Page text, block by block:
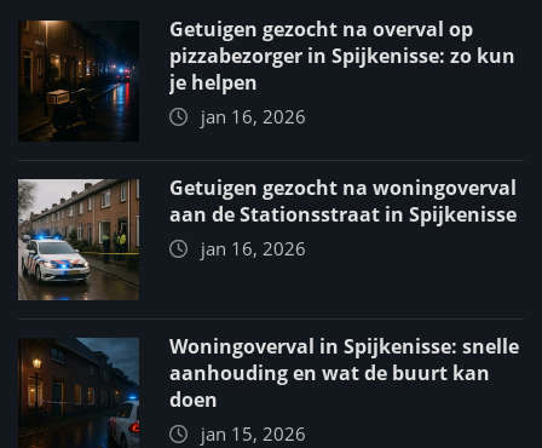
Getuigen gezocht na overval op
pizzabezorger in Spijkenisse: zo kun
je helpen
jan 16, 2026
Getuigen gezocht na woningoverval
aan de Stationsstraat in Spijkenisse
jan 16, 2026
Woningoverval in Spijkenisse: snelle
aanhouding en wat de buurt kan
doen
jan 15, 2026